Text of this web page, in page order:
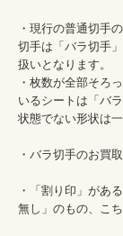
・現行の普通切手
切手は「バラ切手
扱いとなります。
・枚数が全部そろ
いるシートは「バ
状態でない形状は
・バラ切手のお買
・「割り印」があ
無し」のもの、こ